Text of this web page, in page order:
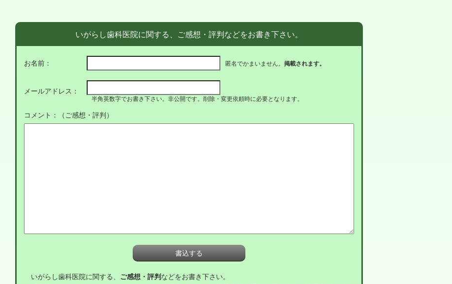
いがらし歯科医院に関する、ご感想・評判などをお書き下さい。
お名前： 匿名でかまいません。 掲載されます。
メールアドレス：
半角英数字でお書き下さい。非公開です。削除・変更依頼時に必要となります。
コメント：（ご感想・評判）
いがらし歯科医院に関する、 ご感想・評判 などをお書き下さい。